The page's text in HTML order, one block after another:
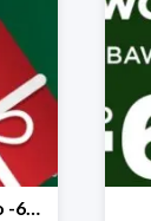
Mega rabaty pod choinkę do -60%